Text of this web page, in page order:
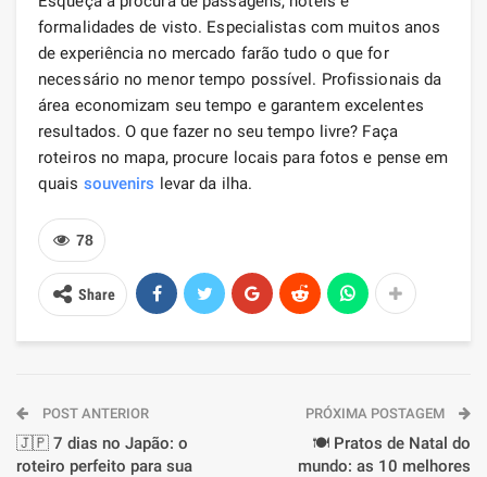
formalidades de visto. Especialistas com muitos anos
de experiência no mercado farão tudo o que for
necessário no menor tempo possível. Profissionais da
área economizam seu tempo e garantem excelentes
resultados. O que fazer no seu tempo livre? Faça
roteiros no mapa, procure locais para fotos e pense em
quais souvenirs levar da ilha.
78
Share
POST ANTERIOR
🇯🇵 7 dias no Japão: o
roteiro perfeito para sua
PRÓXIMA POSTAGEM
🍽️ Pratos de Natal do
mundo: as 10 melhores